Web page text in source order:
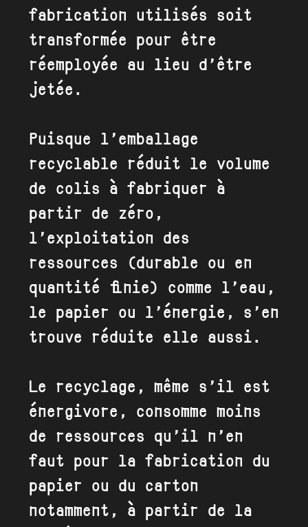
fabrication utilisés soit
transformée pour être
réemployée au lieu d’être
jetée.
Puisque l’emballage
recyclable réduit le volume
de colis à fabriquer à
partir de zéro,
l’exploitation des
ressources (durable ou en
quantité finie) comme l’eau,
le papier ou l’énergie, s’en
trouve réduite elle aussi.
Le recyclage, même s’il est
énergivore, consomme moins
de ressources qu’il n’en
faut pour la fabrication du
papier ou du carton
notamment, à partir de la